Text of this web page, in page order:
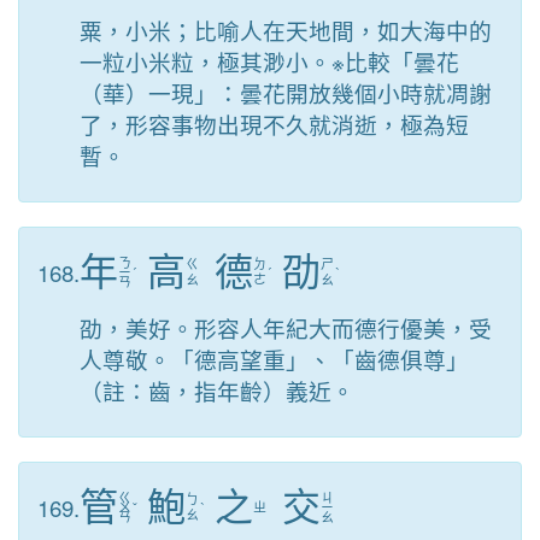
粟，小米；比喻人在天地間，如大海中的
一粒小米粒，極其渺小。※比較「曇花
（華）一現」：曇花開放幾個小時就凋謝
了，形容事物出現不久就消逝，極為短
暫。
168.年ㄋ
ㄧ
ㄢ
ˊ 高 ㄍ
ㄠ
德 ㄉ
ㄜ ˊ 劭 ㄕ
ㄠˋ
劭，美好。形容人年紀大而德行優美，受
人尊敬。「德高望重」、「齒德俱尊」
（註：齒，指年齡）義近。
169.管ㄍ
ㄨ
ㄢ
ˇ 鮑 ㄅ
ㄠˋ 之 ㄓ 交 ㄐ
ㄧ
ㄠ